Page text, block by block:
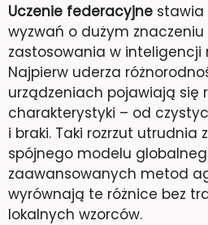
Uczenie federacyjne stawia
wyzwań o dużym
zastosowania w inteligencji
Najpierw uderza
urządzeniach pojawiają się
charakterystyki – od
i braki. Taki rozrzut utrudnia
spójnego modelu
zaawansowanych metod
wyrównają te różnice bez
lokalnych wzorców.